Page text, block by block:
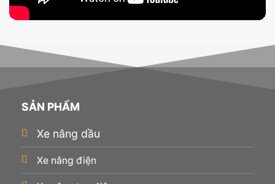
SẢN PHẨM
Xe nâng dầu
Xe nâng điện